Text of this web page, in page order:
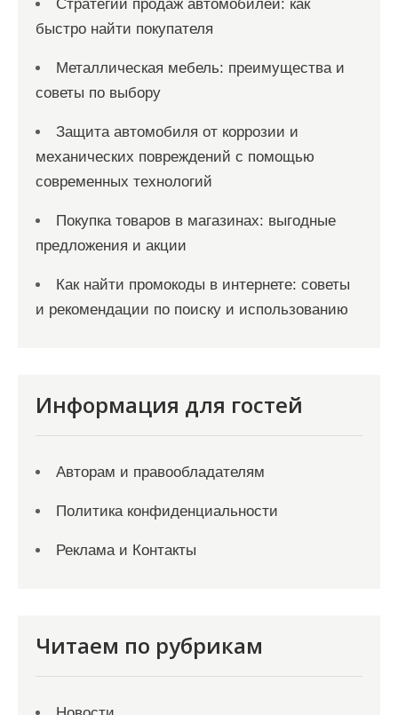
Стратегии продаж автомобилей: как
быстро найти покупателя
Металлическая мебель: преимущества и
советы по выбору
Защита автомобиля от коррозии и
механических повреждений с помощью
современных технологий
Покупка товаров в магазинах: выгодные
предложения и акции
Как найти промокоды в интернете: советы
и рекомендации по поиску и использованию
Информация для гостей
Авторам и правообладателям
Политика конфиденциальности
Реклама и Контакты
Читаем по рубрикам